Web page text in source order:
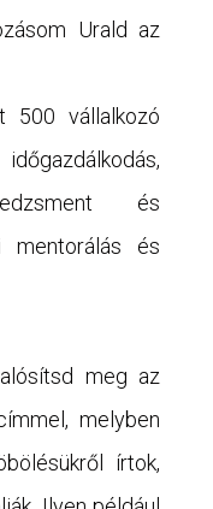
Urald az
500 vállalkozó
és
mentorálás és
meg az
melyben
írtok,